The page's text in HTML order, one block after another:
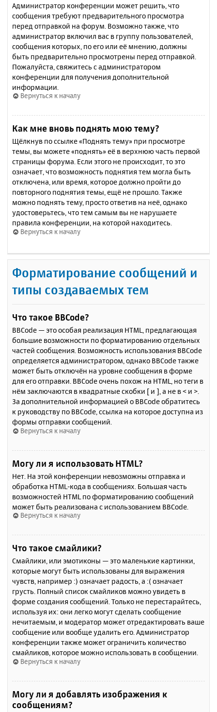
Администратор конференции может решить, что
сообщения требуют предварительного просмотра
перед отправкой на форум. Возможно также, что
администратор включил вас в группу пользователей,
сообщения которых, по его или её мнению, должны
быть предварительно просмотрены перед отправкой.
Пожалуйста, свяжитесь с администратором
конференции для получения дополнительной
информации.
Вернуться к началу
Как мне вновь поднять мою тему?
Щёлкнув по ссылке «Поднять тему» при просмотре
темы, вы можете «поднять» её в верхнюю часть первой
страницы форума. Если этого не происходит, то это
означает, что возможность поднятия тем могла быть
отключена, или время, которое должно пройти до
повторного поднятия темы, ещё не прошло. Также
можно поднять тему, просто ответив на неё, однако
удостоверьтесь, что тем самым вы не нарушаете
правила конференции, на которой находитесь.
Вернуться к началу
Форматирование сообщений и
типы создаваемых тем
Что такое BBCode?
BBCode — это особая реализация HTML, предлагающая
большие возможности по форматированию отдельных
частей сообщения. Возможность использования BBCode
определяется администратором, однако BBCode также
может быть отключён на уровне сообщения в форме
для его отправки. BBCode очень похож на HTML, но теги в
нём заключаются в квадратные скобки [ и ], а не в < и >.
За дополнительной информацией о BBCode обратитесь
к руководству по BBCode, ссылка на которое доступна из
формы отправки сообщений.
Вернуться к началу
Могу ли я использовать HTML?
Нет. На этой конференции невозможны отправка и
обработка HTML-кода в сообщениях. Большая часть
возможностей HTML по форматированию сообщений
может быть реализована с использованием BBCode.
Вернуться к началу
Что такое смайлики?
Смайлики, или эмотиконы — это маленькие картинки,
которые могут быть использованы для выражения
чувств, например :) означает радость, а :( означает
грусть. Полный список смайликов можно увидеть в
форме создания сообщений. Только не перестарайтесь,
используя их: они легко могут сделать сообщение
нечитаемым, и модератор может отредактировать ваше
сообщение или вообще удалить его. Администратор
конференции также может ограничить количество
смайликов, которое можно использовать в сообщении.
Вернуться к началу
Могу ли я добавлять изображения к
сообщениям?